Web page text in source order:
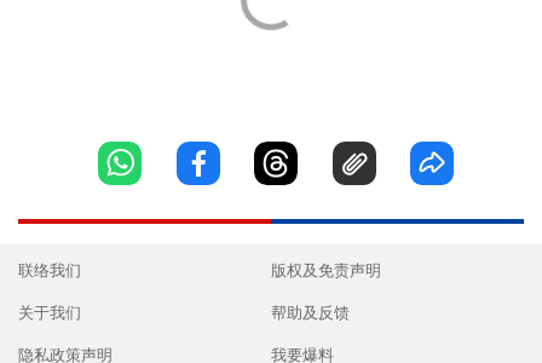
联络我们
关于我们
隐私政策声明
版权及免责声明
帮助及反馈
我要爆料